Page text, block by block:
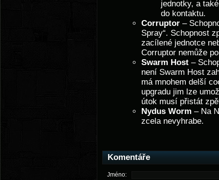
jednotky, a
do kontaktu.
Corruptor –
Spray“. Schopnost
zacílené jednotce
Corruptor nemůže
Swarm Host –
není Swarm Host
má mnohem delší
upgradu jim lze
útok musí přistát
Nydus Worm – Na
zcela nevyhrabe.
Komentáře
Jméno: